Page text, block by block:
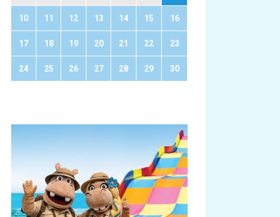
10 11 12 13 14 15 16
17 18 19 20 21 22 23
24 25 26 27 28 29 30